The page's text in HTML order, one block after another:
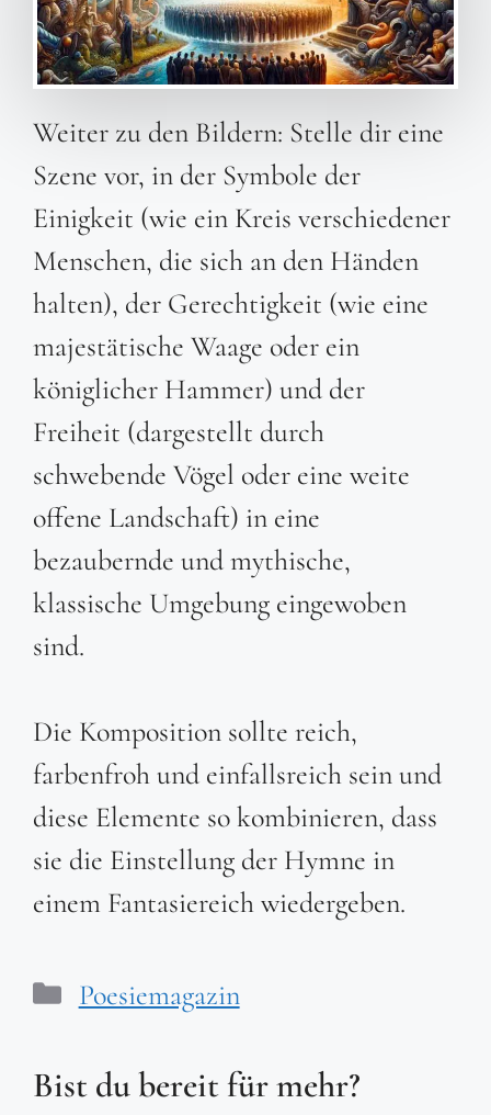
Weiter zu den Bildern: Stelle dir eine
Szene vor, in der Symbole der
Einigkeit (wie ein Kreis verschiedener
Menschen, die sich an den Händen
halten), der Gerechtigkeit (wie eine
majestätische Waage oder ein
königlicher Hammer) und der
Freiheit (dargestellt durch
schwebende Vögel oder eine weite
offene Landschaft) in eine
bezaubernde und mythische,
klassische Umgebung eingewoben
sind.
Die Komposition sollte reich,
farbenfroh und einfallsreich sein und
diese Elemente so kombinieren, dass
sie die Einstellung der Hymne in
einem Fantasiereich wiedergeben.
Kategorien
Poesiemagazin
Bist du bereit für mehr?